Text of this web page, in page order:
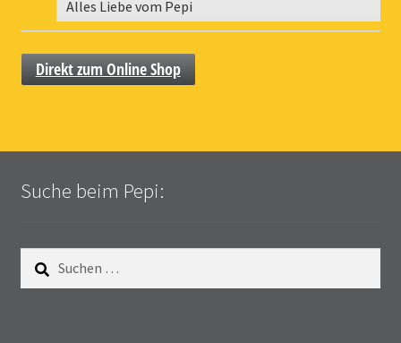
Alles Liebe vom Pepi
Direkt zum Online Shop
Suche beim Pepi:
nach: